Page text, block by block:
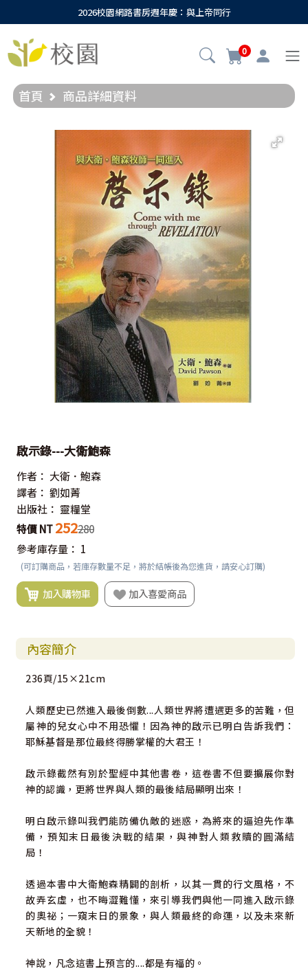
2026校園網路書房週年慶：與上帝同行
0
首頁 商品詳細資料
啟示錄---大衛鮑森
作者： 大衛．鮑森
譯者： 劉如菁
出版社： 靈糧堂
特價 NT 252280
參考庫存量： 1
(可訂購商品，若庫存數量不足，將於結帳後為您進貨，請安心訂購)
加入購物車 加入喜愛商品
內容簡介
236頁/15×21cm
人類歷史已然進入最後倒數...人類世界將遭遇更多的苦難，但
屬神的兒女心中不用恐懼！因為神的啟示已明白告訴我們：
耶穌基督是那位最終得勝掌權的大君王！
啟示錄截然有別於聖經中其他書卷，這卷書不但要擴展你對
神的認識，更將世界與人類的最後結局顯明出來！
明白啟示錄叫我們能防備仇敵的迷惑，為將來的逼迫先作準
備，預知末日最後決戰的結果，與神對人類救贖的圓滿結
局！
透過本書中大衛鮑森精闢的剖析，以其一貫的行文風格，不
故弄玄虛，也不晦澀難懂，來引導我們與他一同進入啟示錄
的奧祕；一窺末日的景象，與人類最終的命運，以及未來新
天新地的全貌！
神說，凡念這書上預言的....都是有福的。